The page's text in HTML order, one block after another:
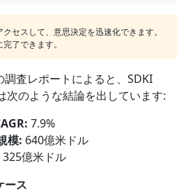
セスして、意思決定を迅速化できます。
了できます。
査レポートによると、SDKI
のような結論を出しています:
7.9%
模: 640億米ドル
325億米ドル
ース